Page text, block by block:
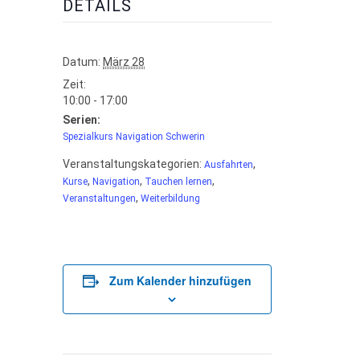
DETAILS
Datum: März 28
Zeit:
10:00 - 17:00
Serien:
Spezialkurs Navigation Schwerin
Veranstaltungskategorien: Ausfahrten,
Kurse, Navigation, Tauchen lernen,
Veranstaltungen, Weiterbildung
Zum Kalender hinzufügen